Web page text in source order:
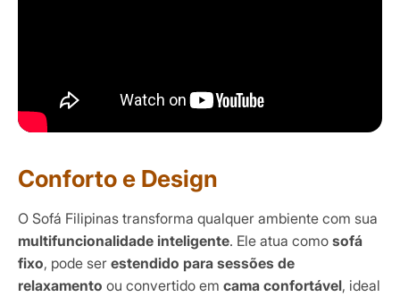
Conforto e Design
O Sofá Filipinas transforma qualquer ambiente com sua
multifuncionalidade inteligente. Ele atua como sofá
fixo, pode ser estendido para sessões de
relaxamento ou convertido em cama confortável, ideal